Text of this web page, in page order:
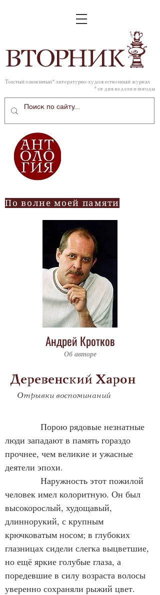
ВТОРНИК
Толстый зависимый* литературно-художественный журнал
* от дня недели и погоды
По волне моей памяти
Андрей Кротков
Об авторе
Деревенский Харон
Отрывки воспоминаний
Порою рядовые незнатные
люди западают в память гораздо
прочнее, чем великие и ужасные
деятели эпохи.
Наружность этот пожилой
человек имел колоритную. Он был
высокорослый, худощавый,
длиннорукий, с крупным
крючковатым носом; в глубоких
глазницах сидели слегка выцветшие,
но ещё яркие голубые глаза, а
поредевшие в силу возраста волосы
уверенно сохраняли рыжий цвет.